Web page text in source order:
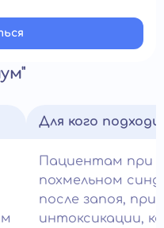
Для кого
Пациентам при
похмельном
после запоя, при
интоксикации,